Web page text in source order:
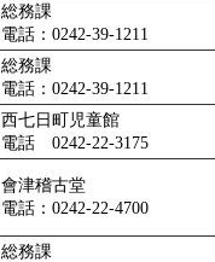
総務課
電話：0242-39-1211
総務課
電話：0242-39-1211
西七日町児童館
電話 0242-22-3175
會津稽古堂
電話：0242-22-4700
総務課